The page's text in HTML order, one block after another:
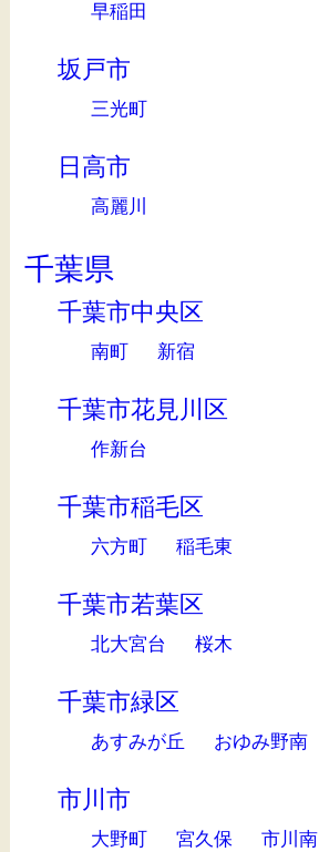
早稲田
坂戸市
三光町
日高市
高麗川
千葉県
千葉市中央区
南町 新宿
千葉市花見川区
作新台
千葉市稲毛区
六方町 稲毛東
千葉市若葉区
北大宮台 桜木
千葉市緑区
あすみが丘 おゆみ野南
市川市
大野町 宮久保 市川南